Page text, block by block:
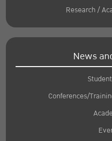
Research /
News
Conferences/